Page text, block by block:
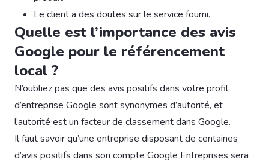
Le client a des doutes sur le service fourni.
Quelle est l’importance des avis
Google pour le référencement
local ?
N’oubliez pas que des avis positifs dans votre profil
d’entreprise Google sont synonymes d’autorité, et
l’autorité est un facteur de classement dans Google.
Il faut savoir qu’une entreprise disposant de centaines
d’avis positifs dans son compte Google Entreprises sera